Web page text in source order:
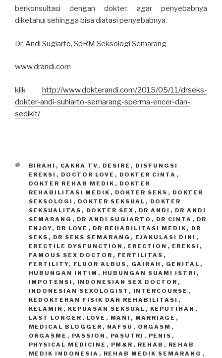
berkonsultasi dengan dokter, agar penyebabnya
diketahui sehingga bisa diatasi penyebabnya.
Dr. Andi Sugiarto, SpRM Seksologi Semarang
www.drandi.com
klik http://www.dokterandi.com/2015/05/11/drseks-
dokter-andi-suhiarto-semarang-sperma-encer-dan-
sedikit/
TAGS
BIRAHI , CAKRA TV , DESIRE , DISFUNGSI
EREKSI , DOCTOR LOVE , DOKTER CINTA ,
DOKTER REHAB MEDIK , DOKTER
REHABILITASI MEDIK , DOKTER SEKS , DOKTER
SEKSOLOGI , DOKTER SEKSUAL , DOKTER
SEKSUALITAS , DOKTER SEX , DR ANDI , DR ANDI
SEMARANG , DR ANDI SUGIARTO , DR CINTA , DR
ENJOY, DR LOVE , DR REHABILITASI MEDIK , DR
SEKS , DR SEKS SEMARANG , EJAKULASI DINI ,
ERECTILE DYSFUNCTION , ERECTION , EREKSI ,
FAMOUS SEX DOCTOR , FERTILITAS ,
FERTILITY, FLUOR ALBUS , GAIRAH , GENITAL ,
HUBUNGAN INTIM , HUBUNGAN SUAMI ISTRI ,
IMPOTENSI , INDONESIAN SEX DOCTOR ,
INDONESIAN SEXOLOGIST , INTERCOURSE ,
KEDOKTERAN FISIK DAN REHABILITASI ,
KELAMIN , KEPUASAN SEKSUAL , KEPUTIHAN ,
LAST LONGER , LOVE , MANI , MARRIAGE ,
MEDICAL BLOGGER , NAFSU , ORGASM ,
ORGASME , PASSION , PASUTRI , PENIS ,
PHYSICAL MEDICINE , PM&R , REHAB , REHAB
MEDIK INDONESIA , REHAB MEDIK SEMARANG ,